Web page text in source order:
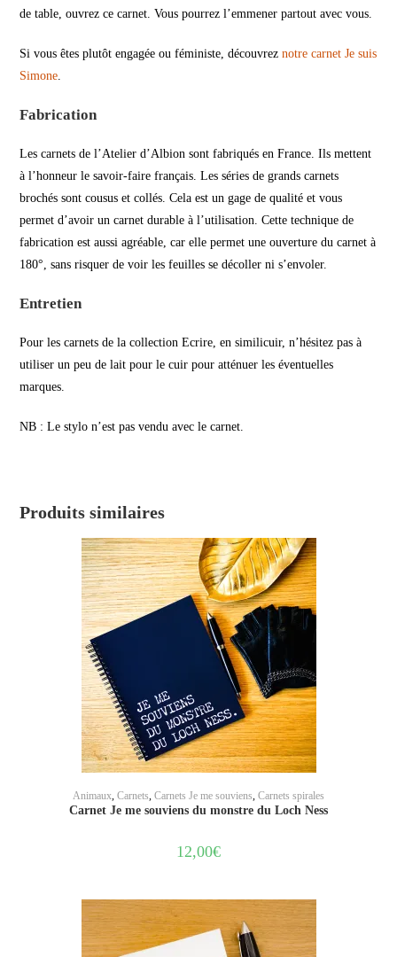
de table, ouvrez ce carnet. Vous pourrez l’emmener partout avec vous.
Si vous êtes plutôt engagée ou féministe, découvreznotre carnet Je suis
Simone.
Fabrication
Les carnets de l’Atelier d’Albion sont fabriqués en France. Ils mettent
à l’honneur le savoir-faire français. Les séries de grands carnets
brochés sont cousus et collés. Cela est un gage de qualité et vous
permet d’avoir un carnet durable à l’utilisation. Cette technique de
fabrication est aussi agréable, car elle permet une ouverture du carnet à
180°, sans risquer de voir les feuilles se décoller ni s’envoler.
Entretien
Pour les carnets de la collection Ecrire, en similicuir, n’hésitez pas à
utiliser un peu de lait pour le cuir pour atténuer les éventuelles
marques.
NB : Le stylo n’est pas vendu avec le carnet.
Produits similaires
AJOUTER AU PANIER
Animaux, Carnets, Carnets Je me souviens, Carnets spirales
Carnet Je me souviens du monstre du Loch Ness
12,00€